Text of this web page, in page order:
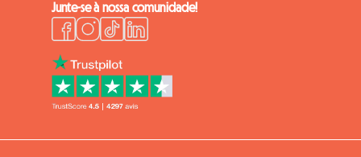
Junte-se à nossa comunidade!